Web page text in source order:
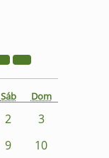
Sáb Dom
2
3
9
10